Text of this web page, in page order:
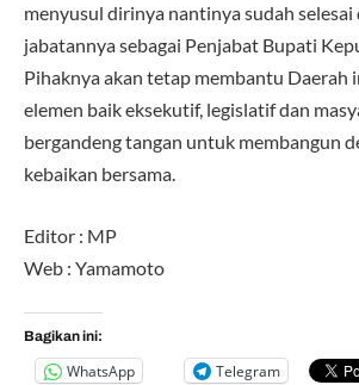
menyusul dirinya nantinya sudah selesai
jabatannya sebagai Penjabat Bupati
Pihaknya akan tetap membantu Daerah
elemen baik eksekutif, legislatif dan
bergandeng tangan untuk membangun
kebaikan bersama.
Editor : MP
Web : Yamamoto
Bagikan ini:
WhatsApp
Telegram